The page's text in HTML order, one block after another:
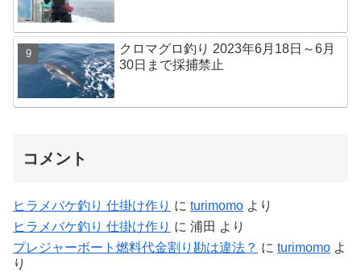
クロマグロ釣り 2023年6月18日～6月
30日まで採捕禁止
コメント
ヒラメバケ釣り 仕掛け作り に turimomo より
ヒラメバケ釣り 仕掛け作り に 浦田 より
プレジャーボート燃料代金割り勘は違法？ に turimomo よ
り